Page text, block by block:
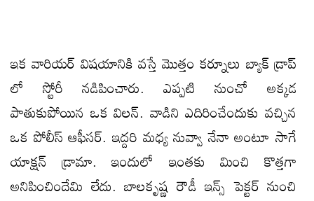
ఇక వారియర్ విషయానికి వస్తే మొత్తం కర్నూలు బ్యాక్ డ్రాప్
లో స్టోరీ నడిపించారు. ఎప్పటి నుంచో అక్కడ
పాతుకుపోయిన ఒక విలన్. వాడిని ఎదిరించేందుకు వచ్చిన
ఒక పోలీస్ ఆఫీసర్. ఇద్దరి మధ్య నువ్వా నేనా అంటూ సాగే
యాక్షన్ డ్రామా. ఇందులో ఇంతకు మించి కొత్తగా
అనిపించిందేమి లేదు. బాలకృష్ణ రౌడీ ఇన్స్ పెక్టర్ నుంచి